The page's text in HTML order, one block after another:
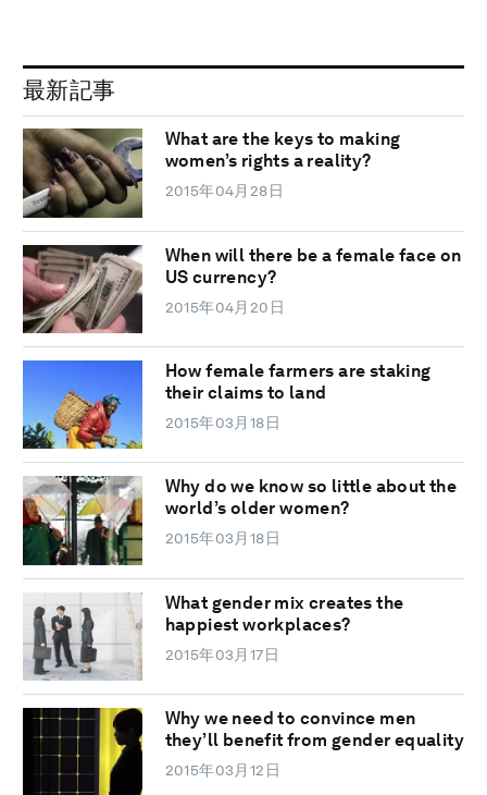
最新記事
What are the keys to making
women’s rights a reality?
2015年04月28日
When will there be a female face on
US currency?
2015年04月20日
How female farmers are staking
their claims to land
2015年03月18日
Why do we know so little about the
world’s older women?
2015年03月18日
What gender mix creates the
happiest workplaces?
2015年03月17日
Why we need to convince men
they’ll benefit from gender equality
2015年03月12日